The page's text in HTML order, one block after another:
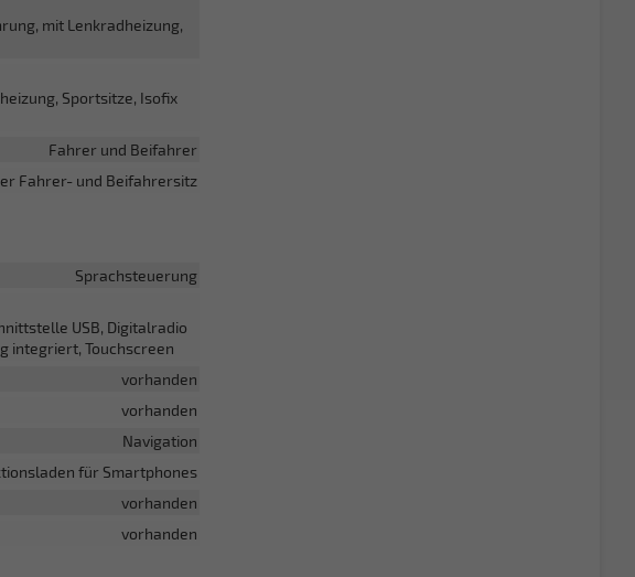
mit Lenkradheizung,
Sportsitze, Isofix
Fahrer und Beifahrer
Fahrer- und Beifahrersitz
Sprachsteuerung
USB, Digitalradio
integriert, Touchscreen
vorhanden
vorhanden
Navigation
für Smartphones
vorhanden
vorhanden